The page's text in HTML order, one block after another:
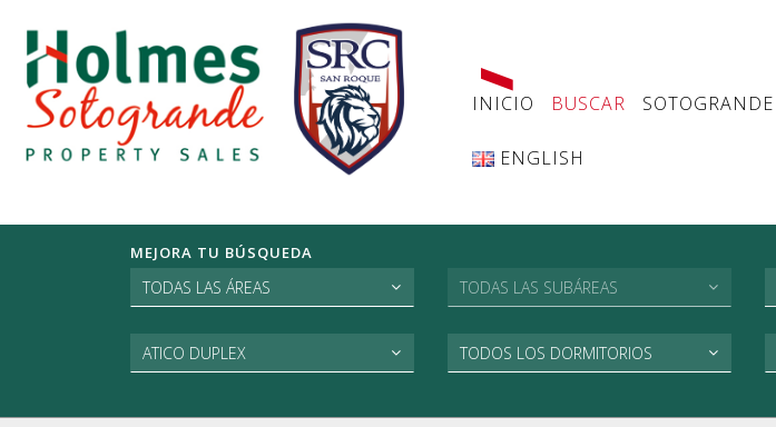
INICIO BUSCAR SOTOGRANDE
ENGLISH
MEJORA TU BÚSQUEDA
TODAS LAS ÁREAS TODAS LAS SUBÁREAS
ATICO DUPLEX TODOS LOS DORMITORIOS